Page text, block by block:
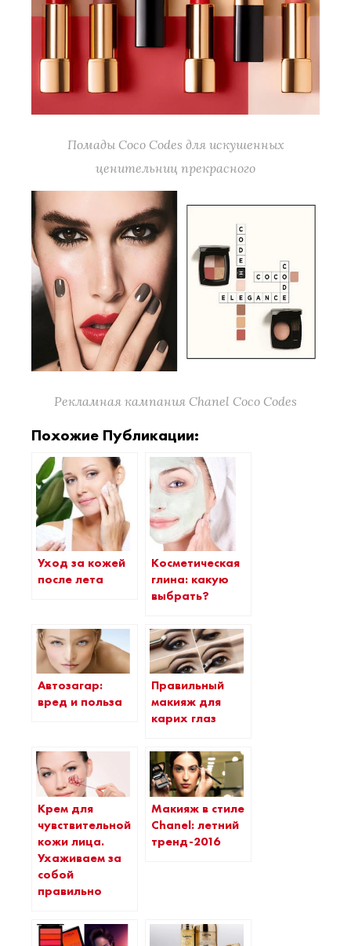
Помады Coco Codes для искушенных
ценительниц прекрасного
Рекламная кампания Chanel Coco Codes
Похожие Публикации:
Уход за кожей
после лета
Косметическая
глина: какую
выбрать?
Автозагар:
вред и польза
Правильный
макияж для
карих глаз
Крем для
чувствительной
кожи лица.
Ухаживаем за
собой
правильно
Макияж в стиле
Chanel: летний
тренд-2016